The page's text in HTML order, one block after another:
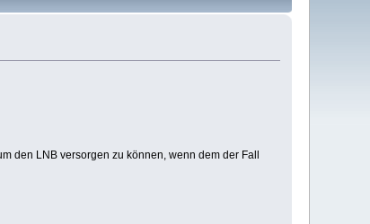
den LNB versorgen zu können, wenn dem der Fall